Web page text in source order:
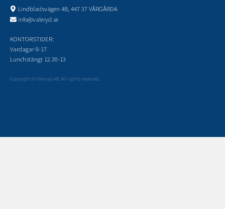
Lindbladsvägen 4B, 447 37 VÅRGÅRDA
info@valeryd.se
KONTORSTIDER:
Vardagar 8-17
Lunchstängt 12.30-13
Copyright © Valeryd AB. All rights reserved.